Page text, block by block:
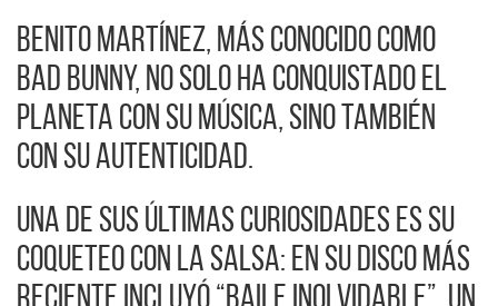
Benito Martínez, más conocido como
Bad Bunny, no solo ha conquistado el
planeta con su música, sino también
con su autenticidad.
Una de sus últimas curiosidades es su
coqueteo con la salsa: en su disco más